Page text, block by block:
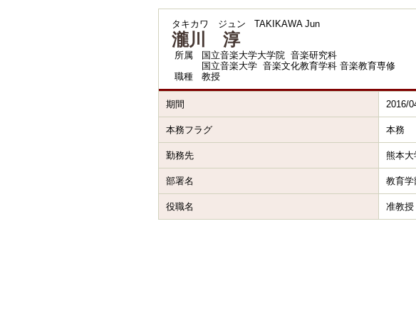
タキカワ ジュン TAKIKAWA Jun
瀧川 淳
所属
国立音楽大学大学院 音楽研究科
国立音楽大学 音楽文化教育学科 音楽教育専修
職種
教授
期間 2016/
本務フラグ 本務
勤務先 熊本大
部署名 教育学
役職名 准教授